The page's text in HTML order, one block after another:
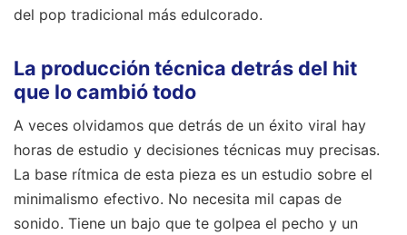
del pop tradicional más edulcorado.
La producción técnica detrás del hit
que lo cambió todo
A veces olvidamos que detrás de un éxito viral hay
horas de estudio y decisiones técnicas muy precisas.
La base rítmica de esta pieza es un estudio sobre el
minimalismo efectivo. No necesita mil capas de
sonido. Tiene un bajo que te golpea el pecho y un